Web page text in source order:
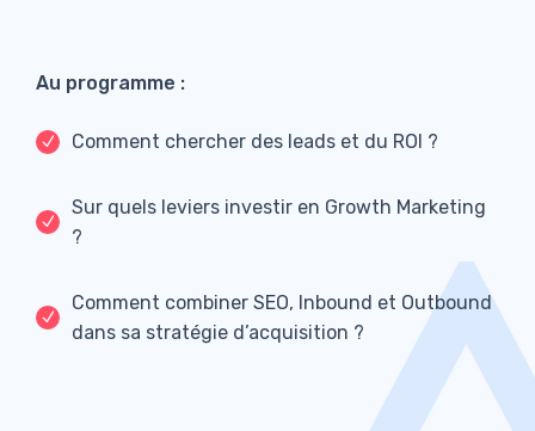
Au programme :
Comment chercher des leads et du ROI ?
Sur quels leviers investir en Growth Marketing
?
Comment combiner SEO, Inbound et Outbound
dans sa stratégie d’acquisition ?